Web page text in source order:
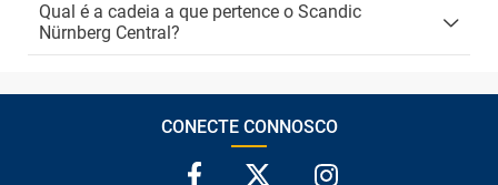
Qual é a cadeia a que pertence o Scandic
Nürnberg Central?
CONECTE CONNOSCO